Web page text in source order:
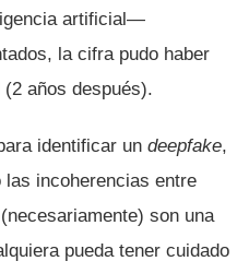
artificial—
la cifra pudo haber
años después).
identificar un deepfake,
las incoherencias entre
son una
pueda tener cuidado